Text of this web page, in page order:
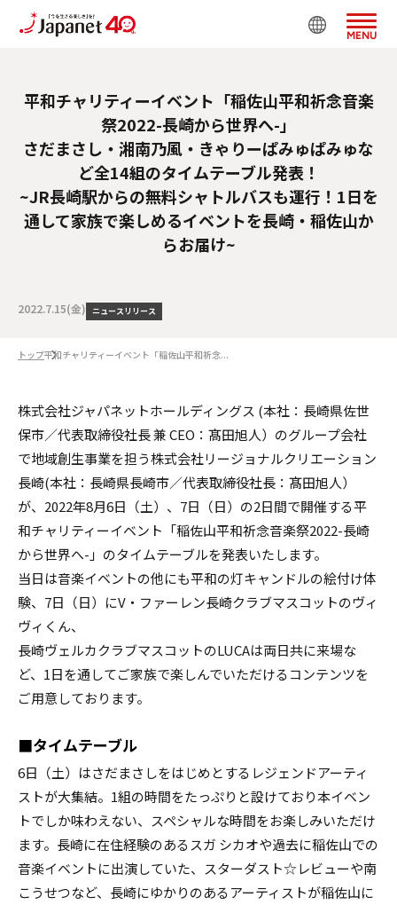
MENU
平和チャリティーイベント「稲佐山平和祈念音楽
祭2022-長崎から世界へ-」
さだまさし・湘南乃風・きゃりーぱみゅぱみゅな
ど全14組のタイムテーブル発表！
~JR長崎駅からの無料シャトルバスも運行！1日を
通して家族で楽しめるイベントを長崎・稲佐山か
らお届け~
2022.7.15(金) ニュースリリース
トップ平和チャリティーイベント「稲佐山平和祈念...
株式会社ジャパネットホールディングス (本社：長崎県佐世
保市／代表取締役社長 兼 CEO：髙田旭人）のグループ会社
で地域創生事業を担う株式会社リージョナルクリエーション
長崎(本社：長崎県長崎市／代表取締役社長：髙田旭人）
が、2022年8月6日（土）、7日（日）の2日間で開催する平
和チャリティーイベント「稲佐山平和祈念音楽祭2022-長崎
から世界へ-」のタイムテーブルを発表いたします。
当日は音楽イベントの他にも平和の灯キャンドルの絵付け体
験、7日（日）にV・ファーレン長崎クラブマスコットのヴィ
ヴィくん、
長崎ヴェルカクラブマスコットのLUCAは両日共に来場な
ど、1日を通してご家族で楽しんでいただけるコンテンツを
ご用意しております。
■タイムテーブル
6日（土）はさだまさしをはじめとするレジェンドアーティ
ストが大集結。1組の時間をたっぷりと設けており本イベン
トでしか味わえない、スペシャルな時間をお楽しみいただけ
ます。長崎に在住経験のあるスガ シカオや過去に稲佐山での
音楽イベントに出演していた、スターダスト☆レビューや南
こうせつなど、長崎にゆかりのあるアーティストが稲佐山に